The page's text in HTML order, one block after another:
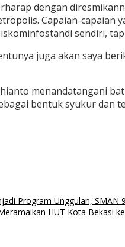
dengan
Capaian-capaian
sendiri,
juga akan saya
menandatangani
bentuk syukur dan
Program Unggulan, SMAN
HUT Kota Bekasi